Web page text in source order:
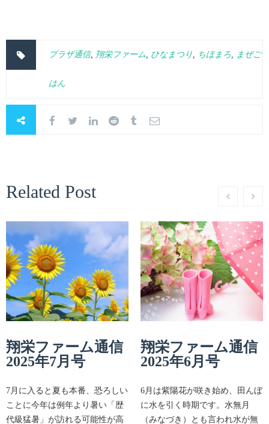
プラザ通信, 翔栄ファーム ひなまつり ちほまろ まぜご
はん
Related Post
翔栄ファーム通信
2025年7月号
7月に入ると夏も本番、恐ろしい
ことに今年は例年より暑い「歴
代級猛暑」が訪れる可能性が高
翔栄ファーム通信
2025年6月号
6月は紫陽花が咲き始め、田んぼ
に水を引く時期です。水無月
（みなづき）とも言われ水が無